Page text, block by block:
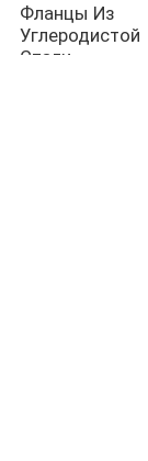
Фланцы Из
Углеродистой
Стали